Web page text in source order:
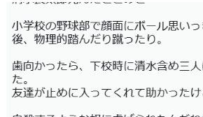
29. 匿名2013/08/14(水) 16:23:21
そんなにタバコのシーン多いの